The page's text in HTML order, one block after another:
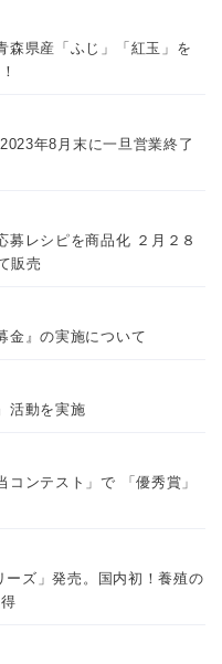
森県産「ふじ」「紅玉」を
年8月末に一旦営業終了
募レシピを商品化 ２月２８
販売
金』の実施について
活動を実施
ンテスト」で 「優秀賞」
ーズ」発売。国内初！養殖の